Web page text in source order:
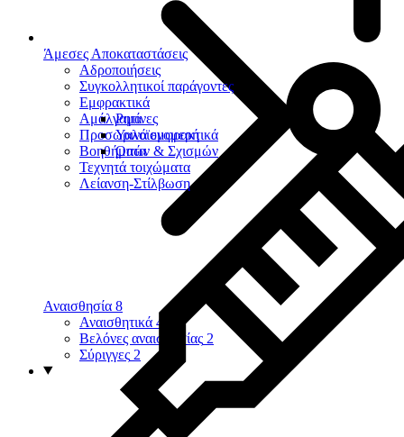
Άμεσες Αποκαταστάσεις
Αδροποιήσεις
Συγκολλητικοί παράγοντες
Εμφρακτικά
Ρητίνες
Υαλοϊονομερή
Οπών & Σχισμών
Αμάλγαμα
Προσωρινά εμφρακτικά
Βοηθήματα
Τεχνητά τοιχώματα
Λείανση-Στίλβωση
Αναισθησία 8
Αναισθητικά 4
Βελόνες αναισθησίας 2
Σύριγγες 2